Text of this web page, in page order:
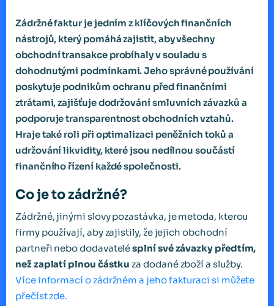
Zádržné faktur je jedním z klíčových finančních
nástrojů, který pomáhá zajistit, aby všechny
obchodní transakce probíhaly v souladu s
dohodnutými podmínkami. Jeho správné používání
poskytuje podnikům ochranu před finančními
ztrátami, zajišťuje dodržování smluvních závazků a
podporuje transparentnost obchodních vztahů.
Hraje také roli při optimalizaci peněžních toků a
udržování likvidity, které jsou nedílnou součástí
finančního řízení každé společnosti.
Co je to zádržné?
Zádržné, jinými slovy pozastávka, je metoda, kterou
firmy používají, aby zajistily, že jejich obchodní
partneři nebo dodavatelésplní své závazky předtím,
než zaplatí plnou částku za dodané zboží a služby.
Více informací o zádržném a jeho fakturaci si můžete
přečíst zde.